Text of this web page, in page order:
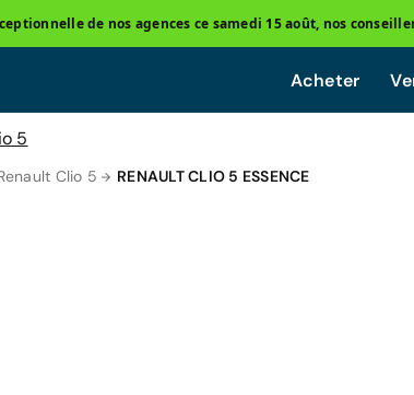
de nos agences ce samedi 15 août, nos
Acheter
5
Clio 5 RENAULT CLIO 5 ESSENCE